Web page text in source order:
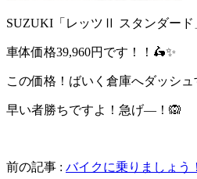
SUZUKI「レッツⅡ スタンダード
車体価格39,960円です！！🛵✨
この価格！ばいく倉庫へダッシ
早い者勝ちですよ！急げ―！🙉
前の記事 : バイクに乗りましょ